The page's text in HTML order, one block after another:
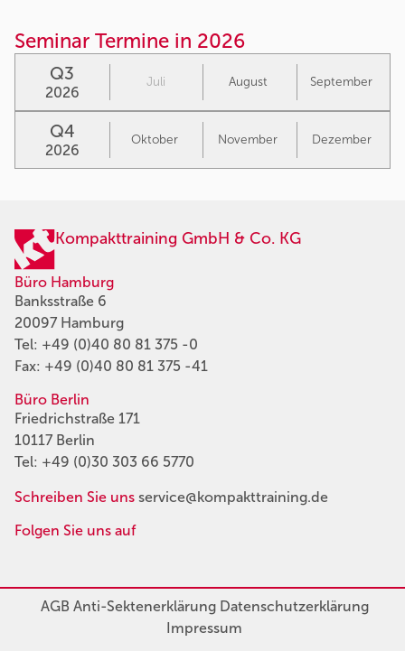
Seminar Termine in 2026
Q3
2026
Juli August September
Q4
2026
Oktober November Dezember
Kompakttraining GmbH & Co. KG
Büro Hamburg
Banksstraße 6
20097 Hamburg
Tel: +49 (0)40 80 81 375 -0
Fax: +49 (0)40 80 81 375 -41
Büro Berlin
Friedrichstraße 171
10117 Berlin
Tel: +49 (0)30 303 66 5770
Schreiben Sie uns service@kompakttraining.de
Folgen Sie uns auf
AGBAnti-SektenerklärungDatenschutzerklärung
Impressum